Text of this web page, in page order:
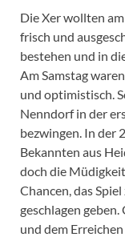
Die Xer wollten
frisch und
bestehen und in
Am Samstag
und optimistisch.
Nenndorf in der
bezwingen. In der
Bekannten aus
doch die
Chancen, das
geschlagen
und dem